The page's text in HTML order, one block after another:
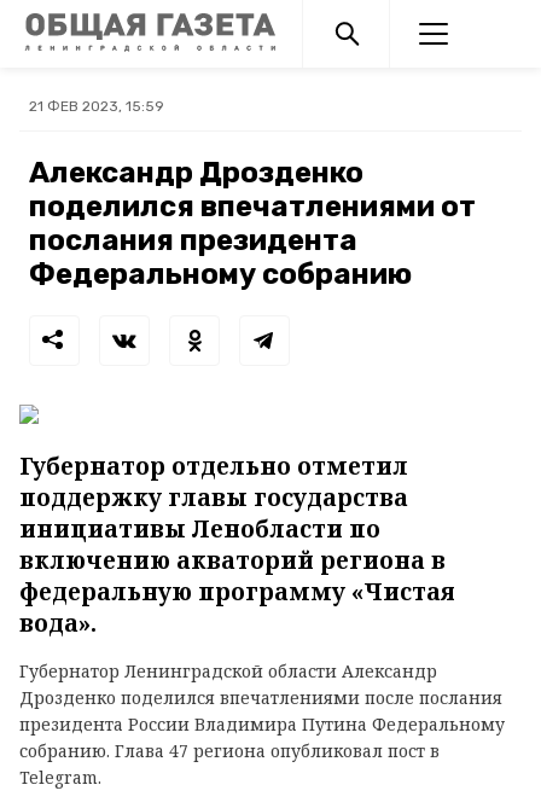
21 ФЕВ 2023, 15:59
Александр Дрозденко
поделился впечатлениями от
послания президента
Федеральному собранию
Губернатор отдельно отметил
поддержку главы государства
инициативы Ленобласти по
включению акваторий региона в
федеральную программу «Чистая
вода».
Губернатор Ленинградской области Александр
Дрозденко поделился впечатлениями после послания
президента России Владимира Путина Федеральному
собранию. Глава 47 региона опубликовал пост в
Telegram.